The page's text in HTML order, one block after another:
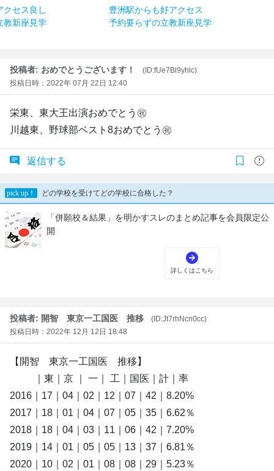
クセス良し
教新座見学
豊洲駅からも好アクセス
予約要らずの立教新座見学
投稿者: おめでとうございます！
(ID:fUe7Bl9yhlc)
投稿日時：2022年 07月 22日 12:40
栄東、東大王出演おめでとう㊗️
川越東、野球部ベスト8おめでとう㊗️
返信する
投稿者: 開智 東京一工国医 推移
(ID:Jt7rhNcn0cc)
投稿日時：2022年 12月 12日 18:48
【開智 東京一工国医 推移】
｜東｜京 ｜ 一｜ 工｜国医｜計｜率
2016｜17｜04｜02｜12｜07｜42｜8.20%
2017｜18｜01｜04｜07｜05｜35｜6.62％
2018｜18｜04｜03｜11｜06｜42｜7.20%
2019｜14｜01｜05｜05｜13｜37｜6.81％
2020｜10｜02｜01｜08｜08｜29｜5.23％